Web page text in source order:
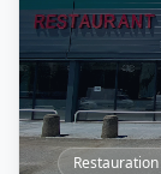
Restauration